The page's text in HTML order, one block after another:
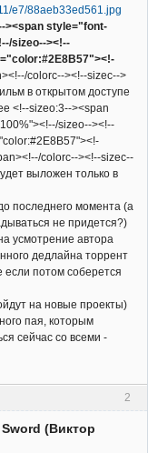
><span style="font-
sizeo--><!--
colorc--><!--sizec-->
в открытом доступе
<!--sizeo:3--><span
sizeo--><!--
colorc--><!--sizec--
выложен только в
последнего момента (а
не придется?)
усмотрение автора
дедлайна торрент
если потом соберется
на новые проекты)
пая, которым
сейчас со всеми -
2
(Виктор